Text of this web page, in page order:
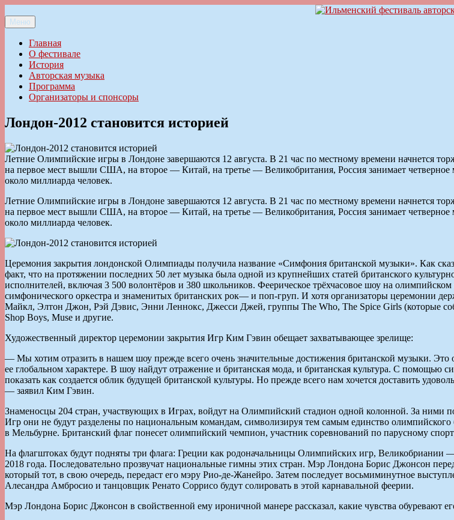
к
содержимому
Ильменский фестиваль авторской песни
Меню
Главная
О фестивале
История
Авторская музыка
Программа
Организаторы и спонсоры
Лондон-2012 становится историей
Летние Олимпийские игры в Лондоне завершаются 12 августа. В 21 час по местному времени начнется
на первое мест вышли США, на второе — Китай, на третье — Великобритания, Россия занимает четверное
около миллиарда человек.
Летние Олимпийские игры в Лондоне завершаются 12 августа. В 21 час по местному времени начнется
на первое мест вышли США, на второе — Китай, на третье — Великобритания, Россия занимает четверное
около миллиарда человек.
Церемония закрытия лондонской Олимпиады получила название «Симфония британской музыки». Как
факт, что на протяжении последних 50 лет музыка была одной из крупнейших статей британского
исполнителей, включая 3 500 волонтёров и 380 школьников. Феерическое трёхчасовое шоу на
симфонического оркестра и знаменитых британских рок— и поп-груп. И хотя организаторы церемонии
Майкл, Элтон Джон, Рэй Дэвис, Энни Леннокс, Джесси Джей, группы The Who, The Spice Girls (которые
Shop Boys, Muse и другие.
Художественный директор церемонии закрытия Игр Ким Гэвин обещает захватывающее зрелище:
— Мы хотим отразить в нашем шоу прежде всего очень значительные достижения британской музыки.
ее глобальном характере. В шоу найдут отражение и британская мода, и британская культура. С
показать как создается облик будущей британской культуры. Но прежде всего нам хочется доставить
— заявил Ким Гэвин.
Знаменосцы 204 стран, участвующих в Играх, войдут на Олимпийский стадион одной колонной. За ними
Игр они не будут разделены по национальным командам, символизируя тем самым единство
в Мельбурне. Британский флаг понесет олимпийский чемпион, участник соревнований по парусному
На флагштоках будут подняты три флага: Греции как родоначальницы Олимпийских игр,
2018 года. Последовательно прозвучат национальные гимны этих стран. Мэр Лондона Борис Джонсон
который тот, в свою очередь, передаст его мэру Рио-де-Жанейро. Затем последует восьмиминутное
Алесандра Амбросио и танцовщик Ренато Соррисо будут солировать в этой карнавальной феерии.
Мэр Лондона Борис Джонсон в свойственной ему ироничной манере рассказал, какие чувства обуревают